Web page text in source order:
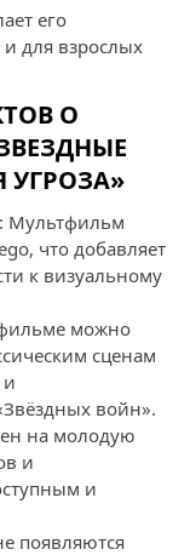
его
и для взрослых
О
: Мультфильм
что добавляет
к визуальному
можно
сценам
войн».
на молодую
и
и
появляются